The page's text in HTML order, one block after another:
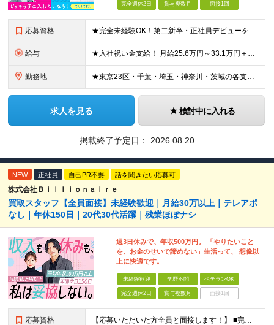
完全週休2日 賞与複数月 面接1回
応募資格 ★完全未経験OK！第二新卒・正社員デビューを目指す方も大歓迎！ ★応募資格を満たす方は全員面接いたします！（面接1回） ■学歴不問 ■普通免許をお持ちの方（AT限定可） ■34歳以下の方（若年層の長
給与 ★入社祝い金支給！ 月給25.6万円～33.1万円＋賞与年2回 ※結婚祝い・出産祝い・扶養手当・家族手当・退職金制度など福利厚生も充実しています！ ※研修期間2ヶ月：月給額から-1.6万円の支給に
勤務地 ★東京23区・千葉・埼玉・神奈川・茨城の各支店 ★転居を伴う転勤なし ★希望や通勤時間を考慮して決定します ★U・Iターン歓迎！ ▼東京都 ・板橋支店 東京都板橋区東坂下 ・新砂支店 東京都江東区
求人を見る 検討中に入れる
掲載終了予定日： 2026.08.20
NEW 正社員 自己PR不要 話を聞きたい応募可
株式会社Ｂｉｌｌｉｏｎａｉｒｅ
買取スタッフ【全員面接】未経験歓迎｜月給30万以上｜テレアポ
なし｜年休150日｜20代30代活躍｜残業ほぼナシ
週3日休みで、年収500万円。 「やりたいこと
を、お金のせいで諦めない」生活って、 想像以
上に快適です。
未経験歓迎 学歴不問 ベテランOK
完全週休2日 賞与複数月 面接1回
応募資格 【応募いただいた方全員と面接します！】 ■完全未経験OK ■転職回数・前職・スキル・学歴不問 ■20代～30代活躍中！ ★第二新卒も大歓迎 「新卒で入社したけど、環境が合わなくて早期に退職してしまっ